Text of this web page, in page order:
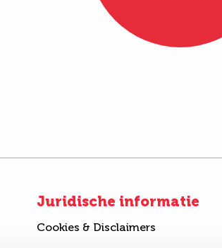
Juridische informatie
Cookies & Disclaimers